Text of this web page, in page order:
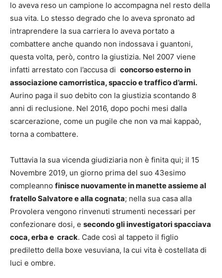
lo aveva reso un campione lo accompagna nel resto della
sua vita. Lo stesso degrado che lo aveva spronato ad
intraprendere la sua carriera lo aveva portato a
combattere anche quando non indossava i guantoni,
questa volta, però, contro la giustizia. Nel 2007 viene
infatti arrestato con l’accusa di concorso esterno in
associazione camorristica, spaccio e traffico d’armi.
Aurino paga il suo debito con la giustizia scontando 8
anni di reclusione. Nel 2016, dopo pochi mesi dalla
scarcerazione, come un pugile che non va mai kappaò,
torna a combattere.
Tuttavia la sua vicenda giudiziaria non è finita qui; il 15
Novembre 2019, un giorno prima del suo 43esimo
compleanno finisce nuovamente in manette assieme al
fratello Salvatore e alla cognata; nella sua casa alla
Provolera vengono rinvenuti strumenti necessari per
confezionare dosi, e secondo gli investigatori spacciava
coca, erba e crack. Cade così al tappeto il figlio
prediletto della boxe vesuviana, la cui vita è costellata di
luci e ombre.